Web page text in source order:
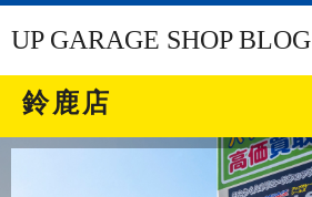
UP GARAGE SHOP BLOG
鈴鹿店